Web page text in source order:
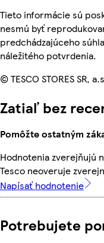
Tieto informácie sú
nesmú byť
predchádzajúceho
náležitého potvrdenia.
© TESCO STORES SR,
Zatiaľ bez
Pomôžte ostatným
Hodnotenia zverejňujú
Tesco neoveruje
Napísať hodnotenie
Potrebujete